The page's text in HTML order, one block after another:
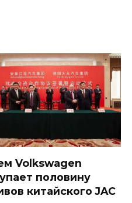
Volkswagen
половину
китайского JAC